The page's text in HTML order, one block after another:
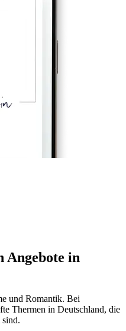
Angebote in
und Romantik. Bei
Thermen in Deutschland, die